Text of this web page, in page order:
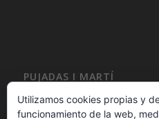
PUJADAS I MARTÍ
Cortinas en Barcelona
Tendencia en cortinas
Utilizamos cookies propias y
funcionamiento de la web,